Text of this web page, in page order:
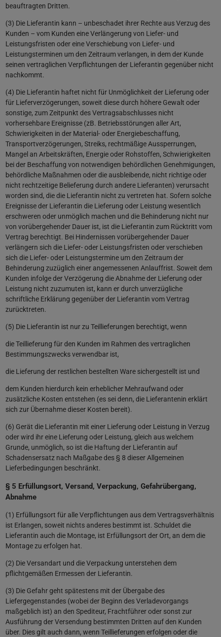
beauftragten Dritten.
(3) Die Lieferantin kann – unbeschadet ihrer Rechte aus Verzug des
Kunden – vom Kunden eine Verlängerung von Liefer- und
Leistungsfristen oder eine Verschiebung von Liefer- und
Leistungsterminen um den Zeitraum verlangen, in dem der Kunde
seinen vertraglichen Verpflichtungen der Lieferantin gegenüber nicht
nachkommt.
(4) Die Lieferantin haftet nicht für Unmöglichkeit der Lieferung oder
für Lieferverzögerungen, soweit diese durch höhere Gewalt oder
sonstige, zum Zeitpunkt des Vertragsabschlusses nicht
vorhersehbare Ereignisse (zB. Betriebsstörungen aller Art,
Schwierigkeiten in der Material- oder Energiebeschaffung,
Transportverzögerungen, Streiks, rechtmäßige Aussperrungen,
Mangel an Arbeitskräften, Energie oder Rohstoffen, Schwierigkeiten
bei der Beschaffung von notwendigen behördlichen Genehmigungen,
behördliche Maßnahmen oder die ausbleibende, nicht richtige oder
nicht rechtzeitige Belieferung durch andere Lieferanten) verursacht
worden sind, die die Lieferantin nicht zu vertreten hat. Sofern solche
Ereignisse der Lieferantin die Lieferung oder Leistung wesentlich
erschweren oder unmöglich machen und die Behinderung nicht nur
von vorübergehender Dauer ist, ist die Lieferantin zum Rücktritt vom
Vertrag berechtigt. Bei Hindernissen vorübergehender Dauer
verlängern sich die Liefer- oder Leistungsfristen oder verschieben
sich die Liefer- oder Leistungstermine um den Zeitraum der
Behinderung zuzüglich einer angemessenen Anlauffrist. Soweit dem
Kunden infolge der Verzögerung die Abnahme der Lieferung oder
Leistung nicht zuzumuten ist, kann er durch unverzügliche
schriftliche Erklärung gegenüber der Lieferantin vom Vertrag
zurücktreten.
(5) Die Lieferantin ist nur zu Teillieferungen berechtigt, wenn
die Teillieferung für den Kunden im Rahmen des vertraglichen
Bestimmungszwecks verwendbar ist,
die Lieferung der restlichen bestellten Ware sichergestellt ist und
dem Kunden hierdurch kein erheblicher Mehraufwand oder
zusätzliche Kosten entstehen (es sei denn, die Lieferantenin erklärt
sich zur Übernahme dieser Kosten bereit).
(6) Gerät die Lieferantin mit einer Lieferung oder Leistung in Verzug
oder wird ihr eine Lieferung oder Leistung, gleich aus welchem
Grunde, unmöglich, so ist die Haftung der Lieferantin auf
Schadensersatz nach Maßgabe des § 8 dieser Allgemeinen
Lieferbedingungen beschränkt.
§ 5 Erfüllungsort, Versand, Verpackung, Gefahrübergang,
Abnahme
(1) Erfüllungsort für alle Verpflichtungen aus dem Vertragsverhältnis
ist Erlangen, soweit nichts anderes bestimmt ist. Schuldet die
Lieferantin auch die Montage, ist Erfüllungsort der Ort, an dem die
Montage zu erfolgen hat.
(2) Die Versandart und die Verpackung unterstehen dem
pflichtgemäßen Ermessen der Lieferantin.
(3) Die Gefahr geht spätestens mit der Übergabe des
Liefergegenstandes (wobei der Beginn des Verladevorgangs
maßgeblich ist) an den Spediteur, Frachtführer oder sonst zur
Ausführung der Versendung bestimmten Dritten auf den Kunden
über. Dies gilt auch dann, wenn Teillieferungen erfolgen oder die